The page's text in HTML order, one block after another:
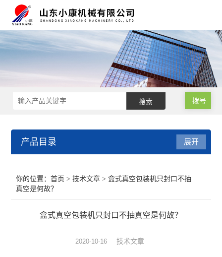
拨号
产品目录
小型真空包装机
气调保鲜包装机
拉伸膜真空包装机
展开
你的位置：首页 >技术文章 > 盒式真空包装机只封口不抽
真空是何故？
盒式真空包装机只封口不抽真空是何故？
2020-10-16 技术文章